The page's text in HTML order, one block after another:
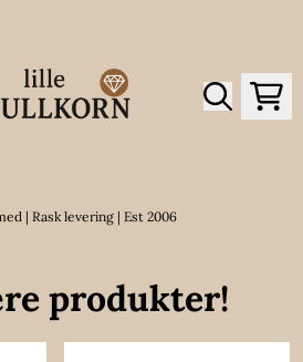
| Rask levering | Est 2006
produkter!